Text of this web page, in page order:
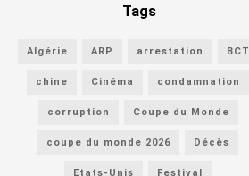
Tags
Algérie ARP arrestation BCT
chine Cinéma condamnation
corruption Coupe du Monde
coupe du monde 2026 Décès
Etats-Unis Festival